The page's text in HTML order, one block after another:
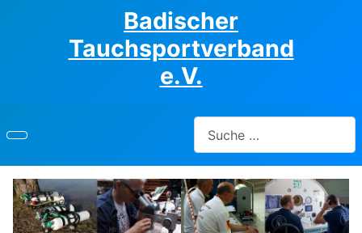
Badischer
Tauchsportverband
e.V.